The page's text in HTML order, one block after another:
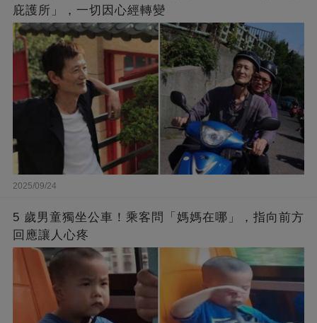
庇護所」，一切因心經轉變
2025/09/24
5 歲男童獨坐公車！乘客問「媽媽在哪」，指向前方
回應讓人心疼